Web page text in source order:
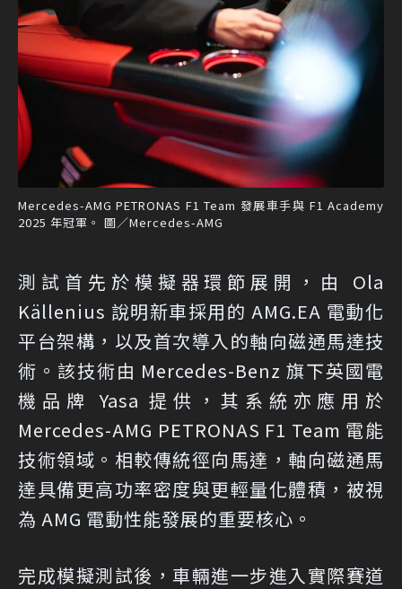
Mercedes-AMG PETRONAS F1 Team 發展車手與 F1 Academy
2025 年冠軍。 圖／Mercedes-AMG
測試首先於模擬器環節展開，由 Ola
Källenius 說明新車採用的 AMG.EA 電動化
平台架構，以及首次導入的軸向磁通馬達技
術。該技術由 Mercedes-Benz 旗下英國電
機品牌 Yasa 提供，其系統亦應用於
Mercedes-AMG PETRONAS F1 Team 電能
技術領域。相較傳統徑向馬達，軸向磁通馬
達具備更高功率密度與更輕量化體積，被視
為 AMG 電動性能發展的重要核心。
完成模擬測試後，車輛進一步進入實際賽道